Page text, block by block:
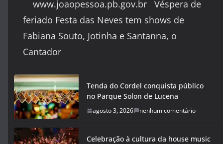
www.joaopessoa.pb.gov.br Véspera de
feriado Festa das Neves tem shows de
Fabiana Souto, Jotinha e Santanna, o
Cantador
Tenda do Cordel conquista público
no Parque Solon de Lucena
agosto 3, 2026 nenhum comentário
Celebração à cultura da house music